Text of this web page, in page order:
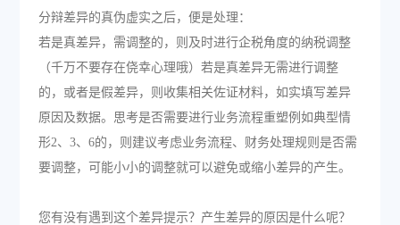
分辩差异的真伪虚实之后，便是处理：
若是真差异，需调整的，则及时进行企税角度的纳税调整
（千万不要存在侥幸心理哦）若是真差异无需进行调整
的，或者是假差异，则收集相关佐证材料，如实填写差异
原因及数据。思考是否需要进行业务流程重塑例如典型情
形2、3、6的，则建议考虑业务流程、财务处理规则是否需
要调整，可能小小的调整就可以避免或缩小差异的产生。
您有没有遇到这个差异提示？产生差异的原因是什么呢？